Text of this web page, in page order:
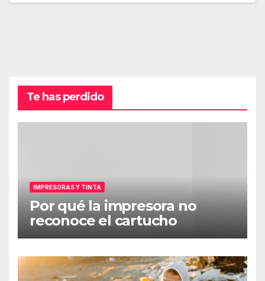
Te has perdido
IMPRESORAS Y TINTA
Por qué la impresora no
reconoce el cartucho